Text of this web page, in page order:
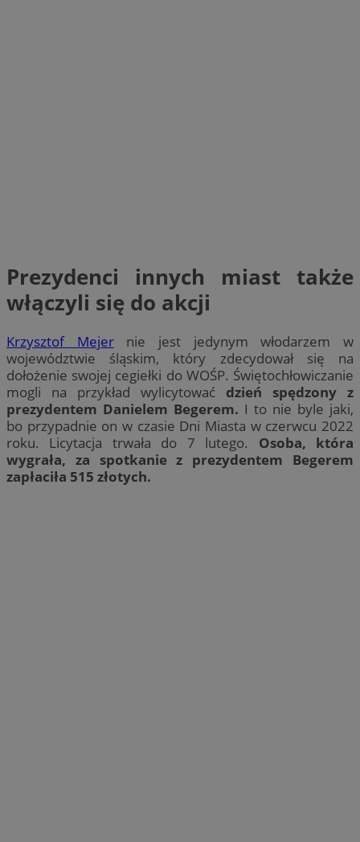
Prezydenci innych miast także
włączyli się do akcji
Krzysztof Mejernie jest jedynym włodarzem w
województwie śląskim, który zdecydował się na
dołożenie swojej cegiełki do WOŚP. Świętochłowiczanie
mogli na przykład wylicytować dzień spędzony z
prezydentem Danielem Begerem. I to nie byle jaki,
bo przypadnie on w czasie Dni Miasta w czerwcu 2022
roku. Licytacja trwała do 7 lutego. Osoba, która
wygrała, za spotkanie z prezydentem Begerem
zapłaciła 515 złotych.